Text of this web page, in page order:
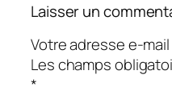
Laisser un
Votre adresse e-
Les champs
*